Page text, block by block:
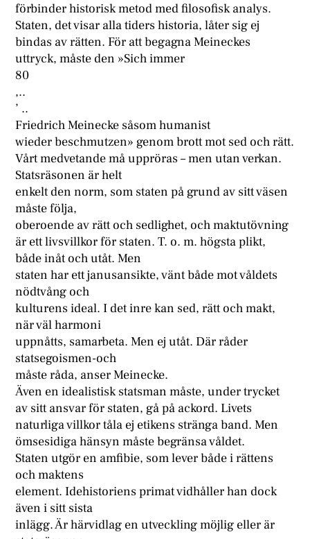
förbinder historisk metod med filosofisk analys.
Staten, det visar alla tiders historia, låter sig ej
bindas av rätten. För att begagna Meineckes
uttryck, måste den »Sich immer
80
,..
’ ..
Friedrich Meinecke såsom humanist
wieder beschmutzen» genom brott mot sed och rätt.
Vårt medvetande må uppröras – men utan verkan.
Statsräsonen är helt
enkelt den norm, som staten på grund av sitt väsen
måste följa,
oberoende av rätt och sedlighet, och maktutövning
är ett livsvillkor för staten. T. o. m. högsta plikt,
både inåt och utåt. Men
staten har ett janusansikte, vänt både mot våldets
nödtvång och
kulturens ideal. I det inre kan sed, rätt och makt,
när väl harmoni
uppnåtts, samarbeta. Men ej utåt. Där råder
statsegoismen-och
måste råda, anser Meinecke.
Även en idealistisk statsman måste, under trycket
av sitt ansvar för staten, gå på ackord. Livets
naturliga villkor tåla ej etikens stränga band. Men
ömsesidiga hänsyn måste begränsa våldet.
Staten utgör en amfibie, som lever både i rättens
och maktens
element. Idehistoriens primat vidhåller han dock
även i sitt sista
inlägg. Är härvidlag en utveckling möjlig eller är